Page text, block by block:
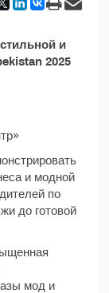
и
2025
и модной
по
до готовой
мод и